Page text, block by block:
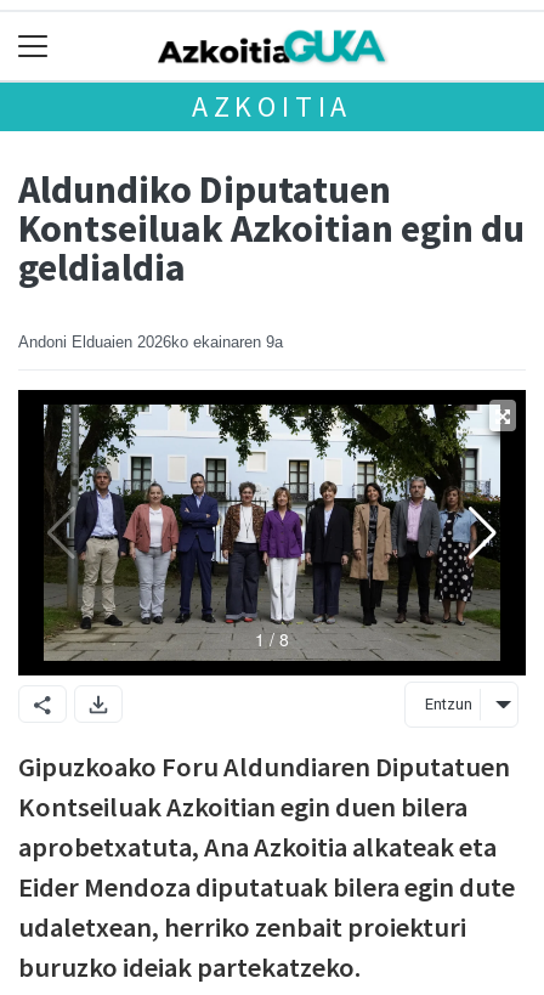
AZKOITIA
Aldundiko Diputatuen
Kontseiluak Azkoitian egin du
geldialdia
Andoni Elduaien 2026ko ekainaren 9a
Entzun
Gipuzkoako Foru Aldundiaren Diputatuen
Kontseiluak Azkoitian egin duen bilera
aprobetxatuta, Ana Azkoitia alkateak eta
Eider Mendoza diputatuak bilera egin dute
udaletxean, herriko zenbait proiekturi
buruzko ideiak partekatzeko.